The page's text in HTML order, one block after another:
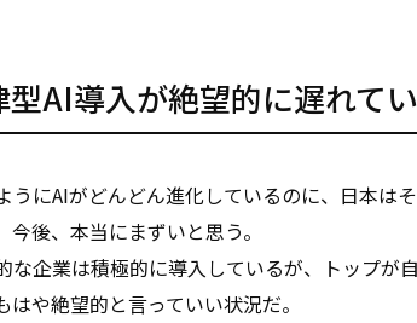
型AI導入が絶望的に遅れて
うにAIがどんどん進化しているのに、日本は
今後、本当にまずいと思う。
な企業は積極的に導入しているが、トップが
はや絶望的と言っていい状況だ。